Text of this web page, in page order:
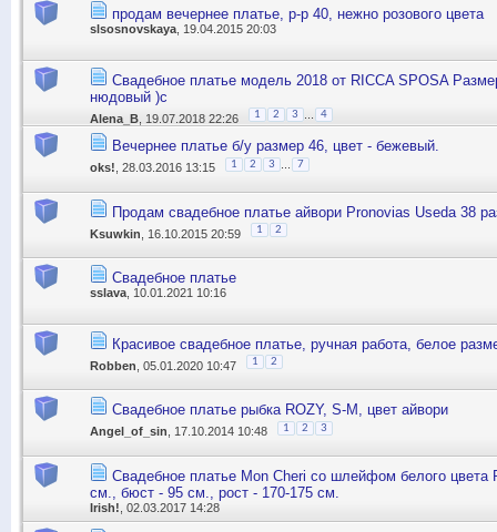
продам вечернее платье, р-р 40, нежно розового цвета
slsosnovskaya , 19.04.2015 20:03
Cвадебное платье модель 2018 от RICCA SPOSA
нюдовый )с
Alena_B , 19.07.2018 22:26 1 2 3 4
Вечернее платье б/у размер 46, цвет - бежевый.
oks! , 28.03.2016 13:15 1 2 3 7
Продам свадебное платье айвори Pronovias Useda 38
Ksuwkin , 16.10.2015 20:59 1 2
Свадебное платье
sslava , 10.01.2021 10:16
Красивое свадебное платье, ручная работа, белое
Robben , 05.01.2020 10:47 1 2
Свадебное платье рыбка ROZY, S-M, цвет айвори
Angel_of_sin , 17.10.2014 10:48 1 2 3
Cвадебное платье Mon Cheri со шлейфом белого цвета
см., бюст - 95 см., рост - 170-175 см.
Irish! , 02.03.2017 14:28